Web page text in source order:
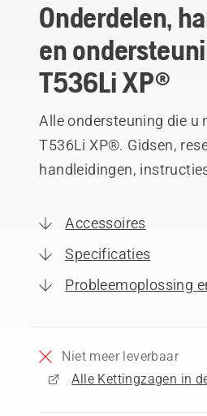
Onderdelen,
en
T536Li XP®
Alle ondersteuning die u
T536Li XP®. Gidsen,
handleidingen,
Accessoires
Specificaties
Probleemoplossing
Niet meer leverbaar
Alle Kettingzagen in